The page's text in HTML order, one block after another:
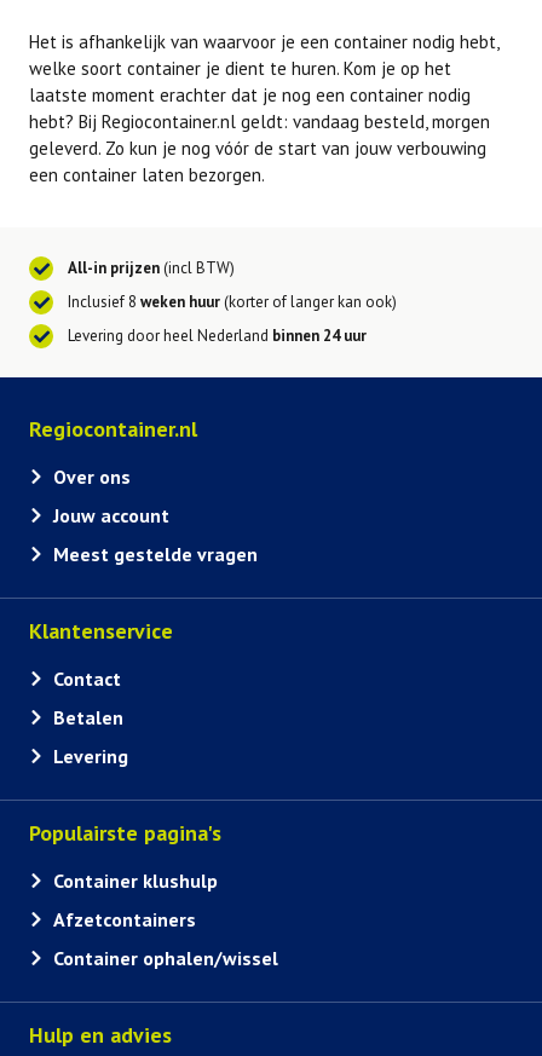
Het is afhankelijk van waarvoor je een container nodig hebt,
welke soort container je dient te huren. Kom je op het
laatste moment erachter dat je nog een container nodig
hebt? Bij Regiocontainer.nl geldt: vandaag besteld, morgen
geleverd. Zo kun je nog vóór de start van jouw verbouwing
een container laten bezorgen.
All-in prijzen(incl BTW)
Inclusief 8 weken huur(korter of langer kan ook)
Levering door heel Nederland binnen 24 uur
Regiocontainer.nl
Over ons
Jouw account
Meest gestelde vragen
Klantenservice
Contact
Betalen
Levering
Populairste pagina's
Container klushulp
Afzetcontainers
Container ophalen/wissel
Hulp en advies